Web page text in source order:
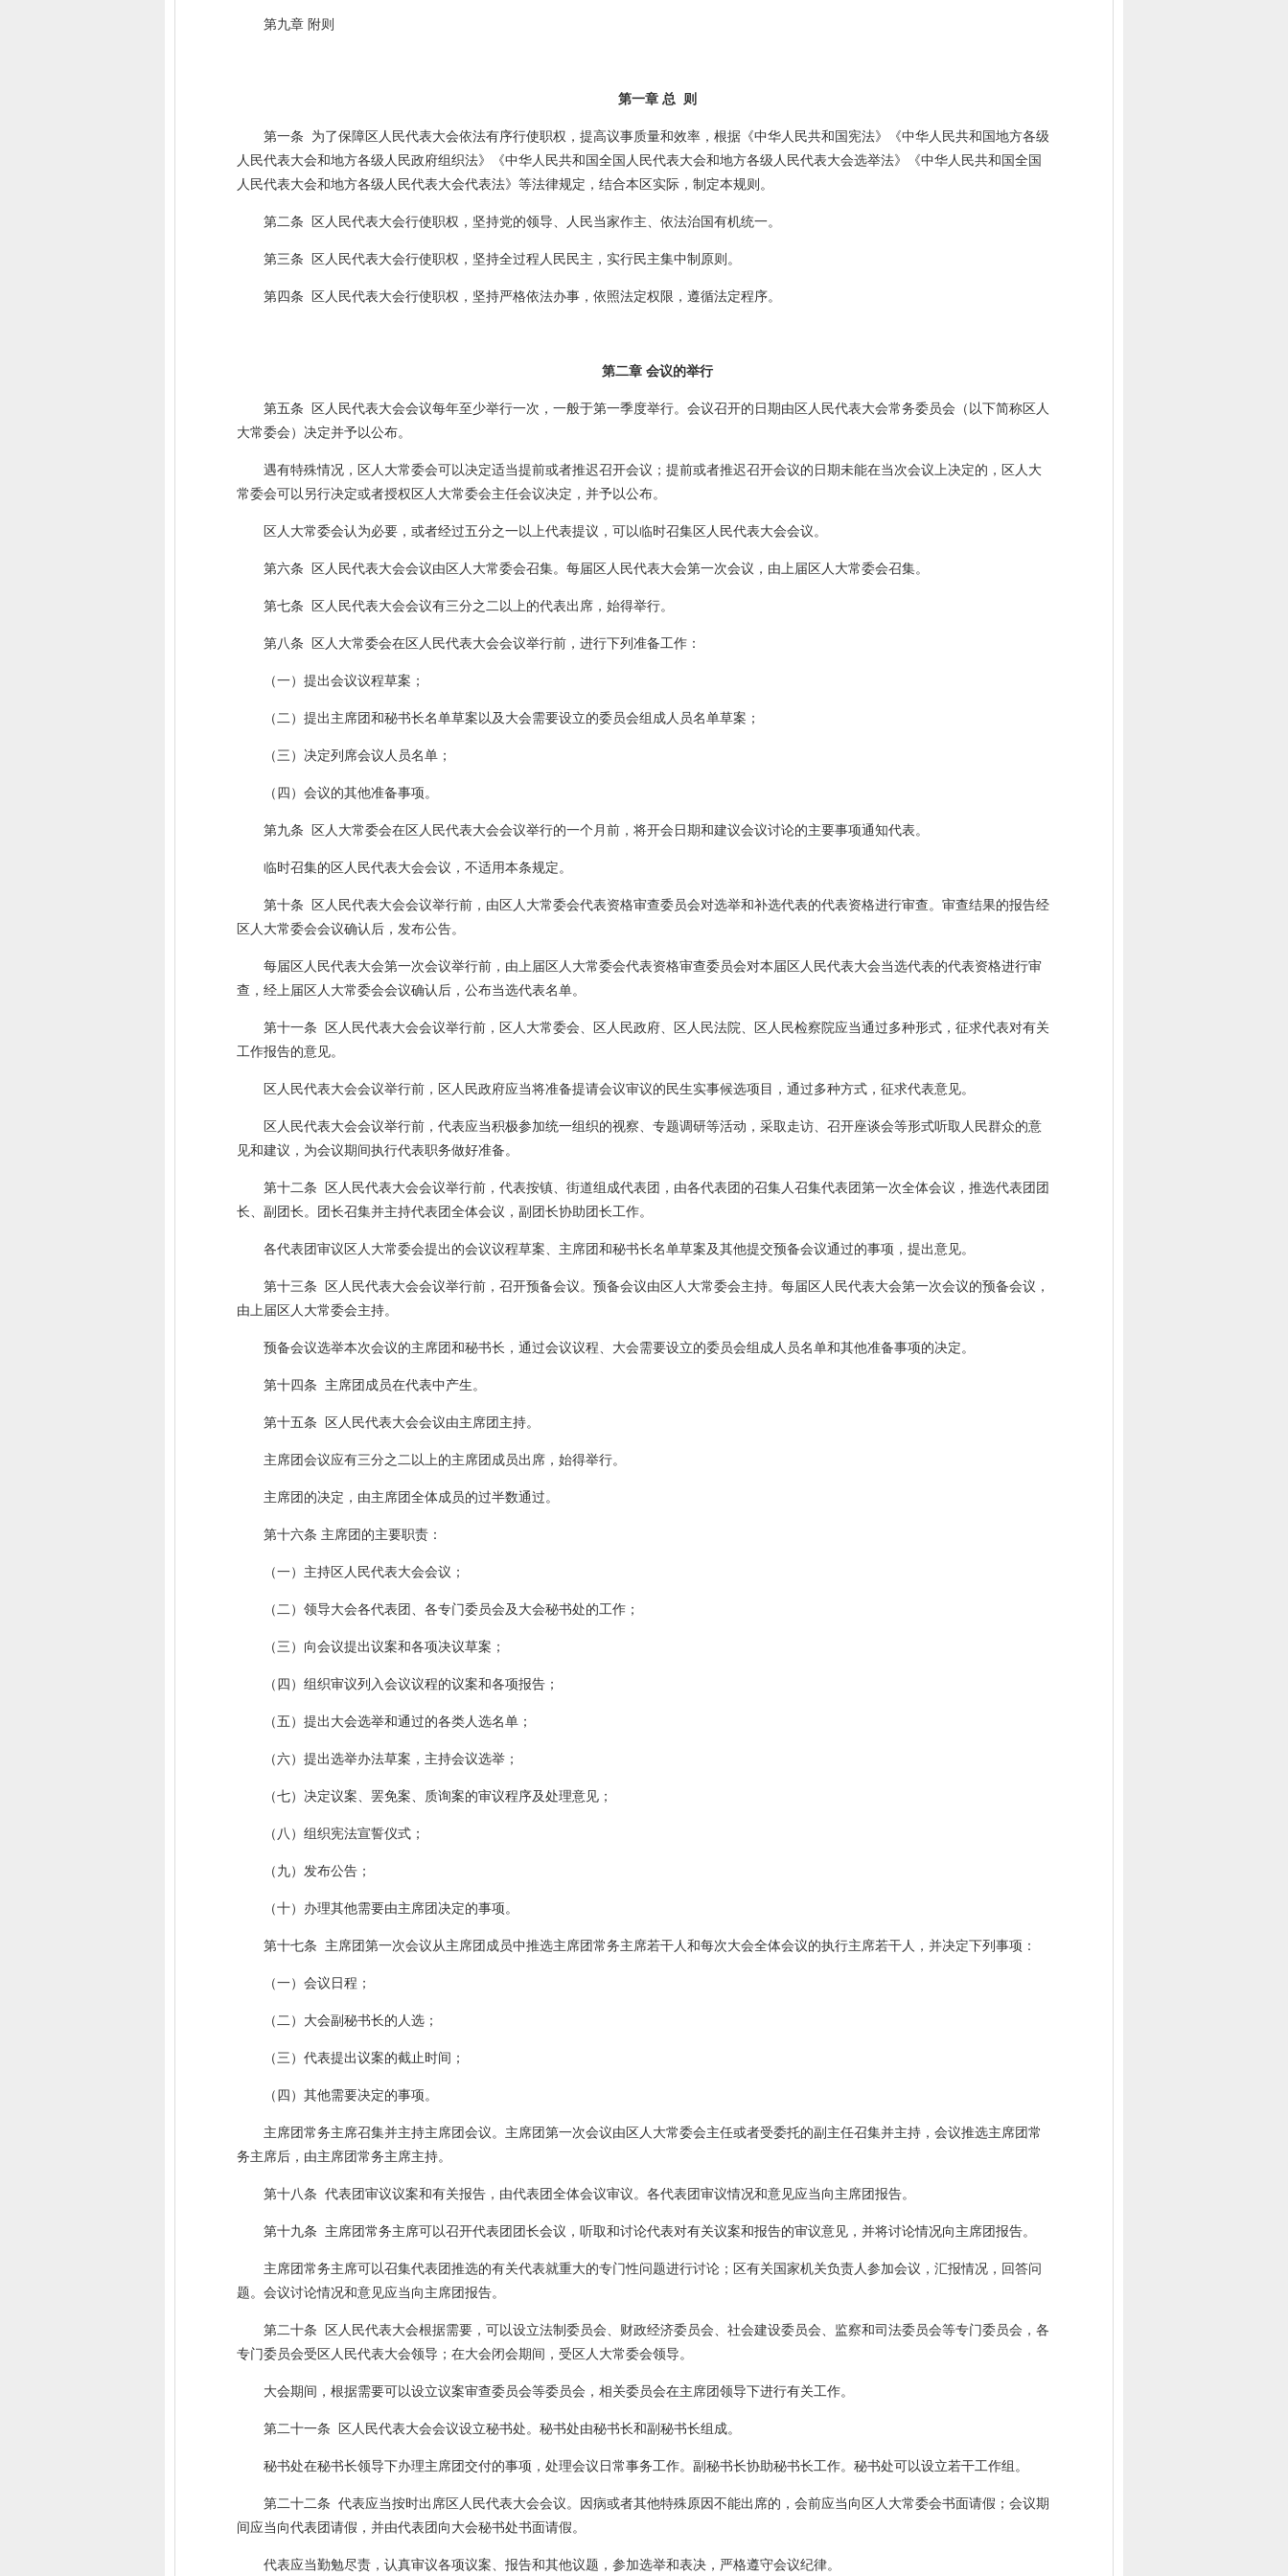
第九章 附则
第一章 总 则
第一条 为了保障区人民代表大会依法有序行使职权，提高议事质量和效率，根据《中华人民共和国宪法》《中华人民共和国地方各级
人民代表大会和地方各级人民政府组织法》《中华人民共和国全国人民代表大会和地方各级人民代表大会选举法》《中华人民共和国全国
人民代表大会和地方各级人民代表大会代表法》等法律规定，结合本区实际，制定本规则。
第二条 区人民代表大会行使职权，坚持党的领导、人民当家作主、依法治国有机统一。
第三条 区人民代表大会行使职权，坚持全过程人民民主，实行民主集中制原则。
第四条 区人民代表大会行使职权，坚持严格依法办事，依照法定权限，遵循法定程序。
第二章 会议的举行
第五条 区人民代表大会会议每年至少举行一次，一般于第一季度举行。会议召开的日期由区人民代表大会常务委员会（以下简称区人
大常委会）决定并予以公布。
遇有特殊情况，区人大常委会可以决定适当提前或者推迟召开会议；提前或者推迟召开会议的日期未能在当次会议上决定的，区人大
常委会可以另行决定或者授权区人大常委会主任会议决定，并予以公布。
区人大常委会认为必要，或者经过五分之一以上代表提议，可以临时召集区人民代表大会会议。
第六条 区人民代表大会会议由区人大常委会召集。每届区人民代表大会第一次会议，由上届区人大常委会召集。
第七条 区人民代表大会会议有三分之二以上的代表出席，始得举行。
第八条 区人大常委会在区人民代表大会会议举行前，进行下列准备工作：
（一）提出会议议程草案；
（二）提出主席团和秘书长名单草案以及大会需要设立的委员会组成人员名单草案；
（三）决定列席会议人员名单；
（四）会议的其他准备事项。
第九条 区人大常委会在区人民代表大会会议举行的一个月前，将开会日期和建议会议讨论的主要事项通知代表。
临时召集的区人民代表大会会议，不适用本条规定。
第十条 区人民代表大会会议举行前，由区人大常委会代表资格审查委员会对选举和补选代表的代表资格进行审查。审查结果的报告经
区人大常委会会议确认后，发布公告。
每届区人民代表大会第一次会议举行前，由上届区人大常委会代表资格审查委员会对本届区人民代表大会当选代表的代表资格进行审
查，经上届区人大常委会会议确认后，公布当选代表名单。
第十一条 区人民代表大会会议举行前，区人大常委会、区人民政府、区人民法院、区人民检察院应当通过多种形式，征求代表对有关
工作报告的意见。
区人民代表大会会议举行前，区人民政府应当将准备提请会议审议的民生实事候选项目，通过多种方式，征求代表意见。
区人民代表大会会议举行前，代表应当积极参加统一组织的视察、专题调研等活动，采取走访、召开座谈会等形式听取人民群众的意
见和建议，为会议期间执行代表职务做好准备。
第十二条 区人民代表大会会议举行前，代表按镇、街道组成代表团，由各代表团的召集人召集代表团第一次全体会议，推选代表团团
长、副团长。团长召集并主持代表团全体会议，副团长协助团长工作。
各代表团审议区人大常委会提出的会议议程草案、主席团和秘书长名单草案及其他提交预备会议通过的事项，提出意见。
第十三条 区人民代表大会会议举行前，召开预备会议。预备会议由区人大常委会主持。每届区人民代表大会第一次会议的预备会议，
由上届区人大常委会主持。
预备会议选举本次会议的主席团和秘书长，通过会议议程、大会需要设立的委员会组成人员名单和其他准备事项的决定。
第十四条 主席团成员在代表中产生。
第十五条 区人民代表大会会议由主席团主持。
主席团会议应有三分之二以上的主席团成员出席，始得举行。
主席团的决定，由主席团全体成员的过半数通过。
第十六条 主席团的主要职责：
（一）主持区人民代表大会会议；
（二）领导大会各代表团、各专门委员会及大会秘书处的工作；
（三）向会议提出议案和各项决议草案；
（四）组织审议列入会议议程的议案和各项报告；
（五）提出大会选举和通过的各类人选名单；
（六）提出选举办法草案，主持会议选举；
（七）决定议案、罢免案、质询案的审议程序及处理意见；
（八）组织宪法宣誓仪式；
（九）发布公告；
（十）办理其他需要由主席团决定的事项。
第十七条 主席团第一次会议从主席团成员中推选主席团常务主席若干人和每次大会全体会议的执行主席若干人，并决定下列事项：
（一）会议日程；
（二）大会副秘书长的人选；
（三）代表提出议案的截止时间；
（四）其他需要决定的事项。
主席团常务主席召集并主持主席团会议。主席团第一次会议由区人大常委会主任或者受委托的副主任召集并主持，会议推选主席团常
务主席后，由主席团常务主席主持。
第十八条 代表团审议议案和有关报告，由代表团全体会议审议。各代表团审议情况和意见应当向主席团报告。
第十九条 主席团常务主席可以召开代表团团长会议，听取和讨论代表对有关议案和报告的审议意见，并将讨论情况向主席团报告。
主席团常务主席可以召集代表团推选的有关代表就重大的专门性问题进行讨论；区有关国家机关负责人参加会议，汇报情况，回答问
题。会议讨论情况和意见应当向主席团报告。
第二十条 区人民代表大会根据需要，可以设立法制委员会、财政经济委员会、社会建设委员会、监察和司法委员会等专门委员会，各
专门委员会受区人民代表大会领导；在大会闭会期间，受区人大常委会领导。
大会期间，根据需要可以设立议案审查委员会等委员会，相关委员会在主席团领导下进行有关工作。
第二十一条 区人民代表大会会议设立秘书处。秘书处由秘书长和副秘书长组成。
秘书处在秘书长领导下办理主席团交付的事项，处理会议日常事务工作。副秘书长协助秘书长工作。秘书处可以设立若干工作组。
第二十二条 代表应当按时出席区人民代表大会会议。因病或者其他特殊原因不能出席的，会前应当向区人大常委会书面请假；会议期
间应当向代表团请假，并由代表团向大会秘书处书面请假。
代表应当勤勉尽责，认真审议各项议案、报告和其他议题，参加选举和表决，严格遵守会议纪律。